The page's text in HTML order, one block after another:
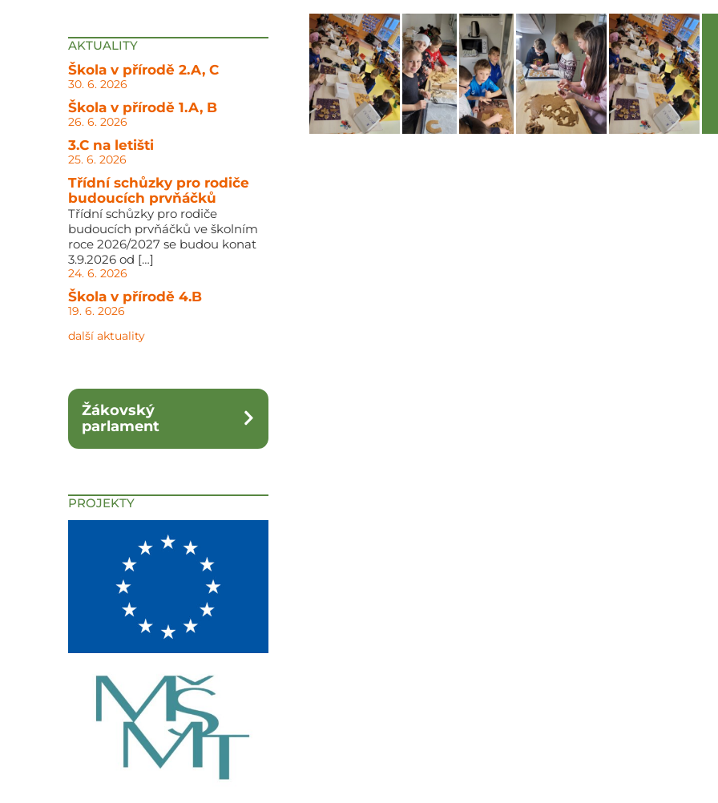
AKTUALITY
Škola v přírodě 2.A, C
30. 6. 2026
Škola v přírodě 1.A, B
26. 6. 2026
3.C na letišti
25. 6. 2026
Třídní schůzky pro rodiče
budoucích prvňáčků
Třídní schůzky pro rodiče
budoucích prvňáčků ve školním
roce 2026/2027 se budou konat
3.9.2026 od […]
24. 6. 2026
Škola v přírodě 4.B
19. 6. 2026
další aktuality
Žákovský
parlament
PROJEKTY